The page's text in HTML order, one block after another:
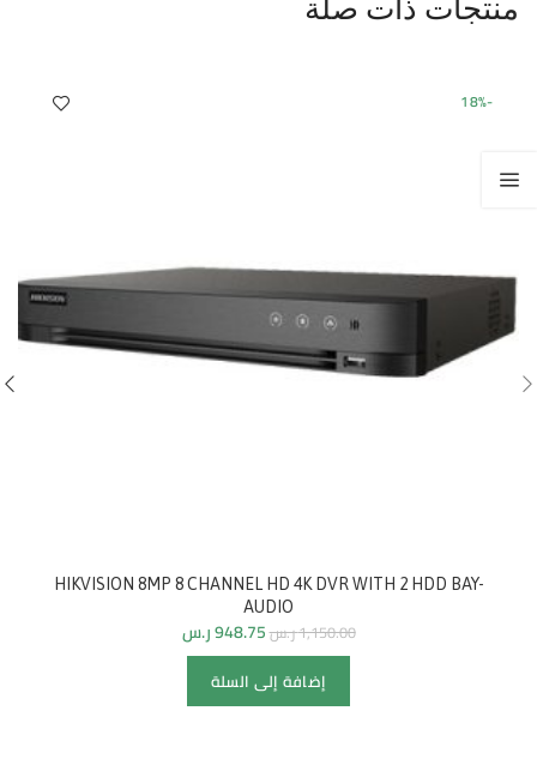
منتجات ذات صلة
-18%
HIKVISION 8MP 8 CHANNEL HD 4K DVR WITH 2 HDD BAY-
AUDIO
1,150.00ر.س948.75ر.س
إضافة إلى السلة